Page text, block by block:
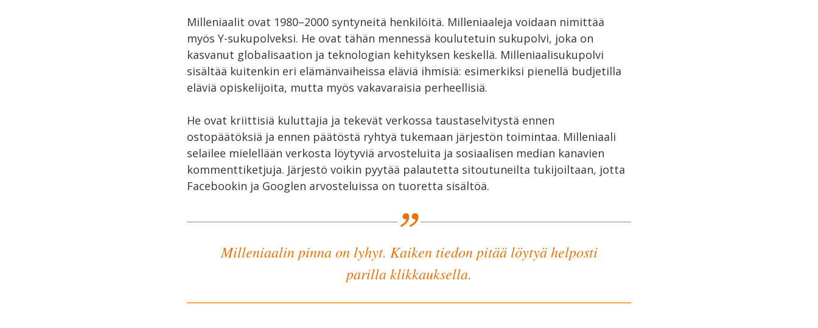
Milleniaalit ovat 1980–2000 syntyneitä henkilöitä. Milleniaaleja voidaan nimittää
myös Y-sukupolveksi. He ovat tähän mennessä koulutetuin sukupolvi, joka on
kasvanut globalisaation ja teknologian kehityksen keskellä. Milleniaalisukupolvi
sisältää kuitenkin eri elämänvaiheissa eläviä ihmisiä: esimerkiksi pienellä budjetilla
eläviä opiskelijoita, mutta myös vakavaraisia perheellisiä.
He ovat kriittisiä kuluttajia ja tekevät verkossa taustaselvitystä ennen
ostopäätöksiä ja ennen päätöstä ryhtyä tukemaan järjestön toimintaa. Milleniaali
selailee mielellään verkosta löytyviä arvosteluita ja sosiaalisen median kanavien
kommenttiketjuja. Järjestö voikin pyytää palautetta sitoutuneilta tukijoiltaan, jotta
Facebookin ja Googlen arvosteluissa on tuoretta sisältöä.
Milleniaalin pinna on lyhyt. Kaiken tiedon pitää löytyä helposti
parilla klikkauksella.